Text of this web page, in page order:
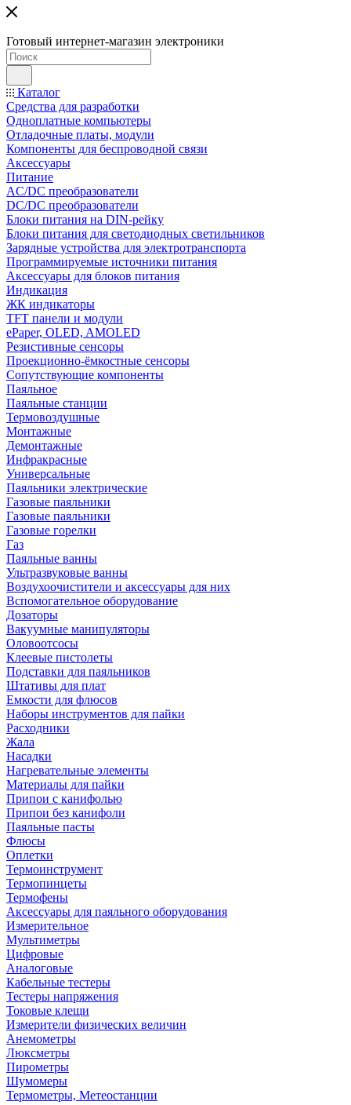
Готовый интернет-магазин электроники
Каталог
Средства для разработки
Одноплатные компьютеры
Отладочные платы, модули
Компоненты для беспроводной связи
Аксессуары
Питание
AC/DC преобразователи
DC/DC преобразователи
Блоки питания на DIN-рейку
Блоки питания для светодиодных светильников
Зарядные устройства для электротранспорта
Программируемые источники питания
Аксессуары для блоков питания
Индикация
ЖК индикаторы
TFT панели и модули
ePaper, OLED, AMOLED
Резистивные сенсоры
Проекционно-ёмкостные сенсоры
Сопутствующие компоненты
Паяльное
Паяльные станции
Термовоздушные
Монтажные
Демонтажные
Инфракрасные
Универсальные
Паяльники электрические
Газовые паяльники
Газовые паяльники
Газовые горелки
Газ
Паяльные ванны
Ультразвуковые ванны
Воздухоочистители и аксессуары для них
Вспомогательное оборудование
Дозаторы
Вакуумные манипуляторы
Оловоотсосы
Клеевые пистолеты
Подставки для паяльников
Штативы для плат
Емкости для флюсов
Наборы инструментов для пайки
Расходники
Жала
Насадки
Нагревательные элементы
Материалы для пайки
Припои с канифолью
Припои без канифоли
Паяльные пасты
Флюсы
Оплетки
Термоинструмент
Термопинцеты
Термофены
Аксессуары для паяльного оборудования
Измерительное
Мультиметры
Цифровые
Аналоговые
Кабельные тестеры
Тестеры напряжения
Токовые клещи
Измерители физических величин
Анемометры
Люксметры
Пирометры
Шумомеры
Термометры, Метеостанции